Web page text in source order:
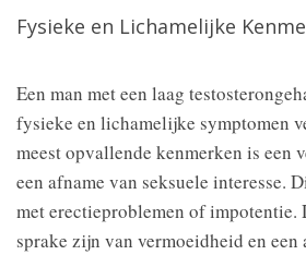
Fysieke en Lichamelijke
Een man met een laag
fysieke en lichamelijke symptomen
meest opvallende kenmerken is een
een afname van seksuele interesse.
met erectieproblemen of impotentie.
sprake zijn van vermoeidheid en een